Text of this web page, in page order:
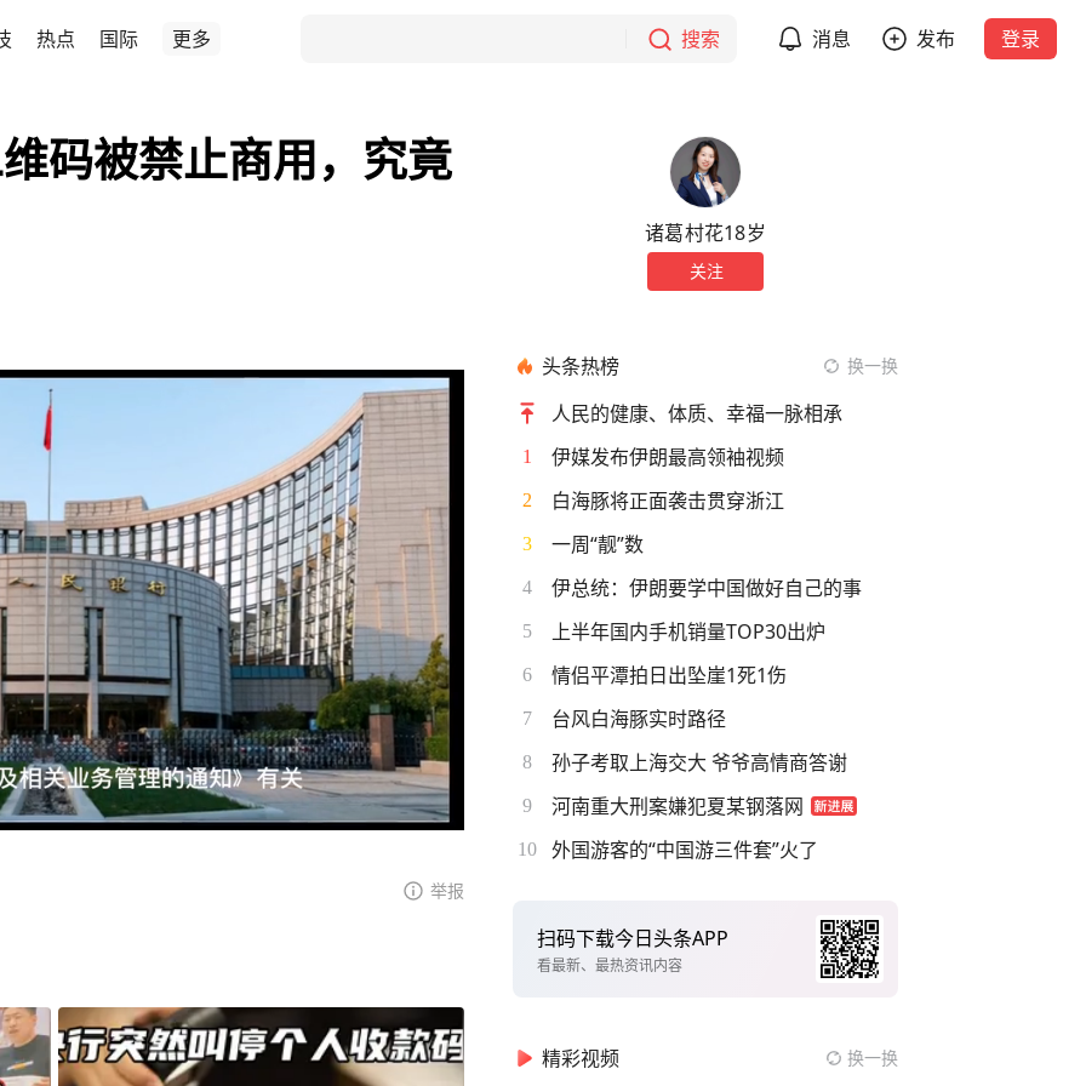
热点 国际 更多 搜索 消息 发布 登录
码被禁止商用，究竟
举报
诸葛村花18岁
关注
头条热榜 换一换
人民的健康、体质、幸福一脉相承
1 伊媒发布伊朗最高领袖视频
2 白海豚将正面袭击贯穿浙江
3 一周“靓”数
4 伊总统：伊朗要学中国做好自己的事
5 上半年国内手机销量TOP30出炉
6 情侣平潭拍日出坠崖1死1伤
7 台风白海豚实时路径
8 孙子考取上海交大 爷爷高情商答谢
9 河南重大刑案嫌犯夏某钢落网
10 外国游客的“中国游三件套”火了
扫码下载今日头条APP
看最新、最热资讯内容
精彩视频 换一换